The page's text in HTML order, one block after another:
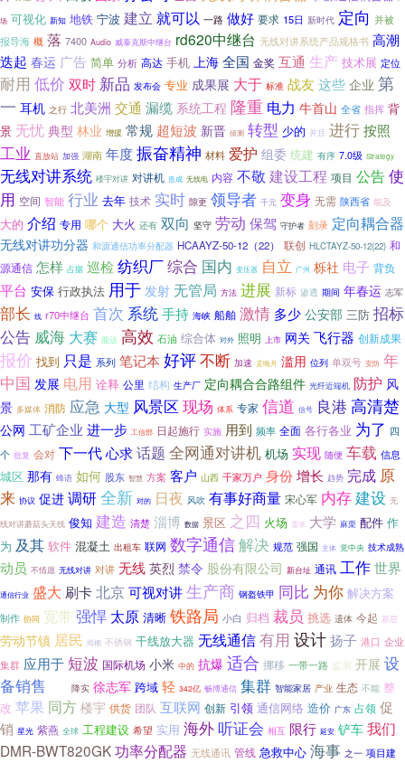
场 可视化 新知 地铁 宁波 建立 就可以 一路 做好 要求 15日 新时代 定向 并被
报导海 概 落 7400 Audio 威泰克斯中继台 rd620中继台 无线对讲系统产品规格书 高潮
迭起 春运 广告 简单 分析 高达 手机 上海全国 金奖 互通 生产 技术展 定位
耐用 低价 双时 新品 发布会 专业 成果展 大于 标准 战友 这些 企业 第
一 耳机 之行 北美洲 交通 漏缆 系统工程 隆重 电力 牛首山 全省 指挥 背
景 无忧 典型 林业 增援 常规 超短波 新晋 侦测 转型 少的 并且 进行按照
工业 直放站 加强 湖南 年度振奋精神 材料 爱护 组委 统建 有序 7.0级 Strategy
无线对讲系统 楼宇对讲 对讲机 造成 无线电 内容 不敬 建设工程 项目 公告使
用 空间 智能 行业 去年 技术 实时 隙更 领导者 千元 变身 无需 陕西省 能及
大的 介绍 专用 哪个 大火 还有 双向 坚守 劳动 保驾 守护者 刻录 定向耦合器
无线对讲功分器 和源通信功率分配器 HCAAYZ-50-12（22） 联创 HLCTAYZ-50-12(22) 和
源通信 怎样 占据 巡检 纺织厂综合 国内 变压器 自立 广州 栎社 电子 背负
平台 安保 行政执法 用于 发射 无管局 方法 进展 新标 渗透 期间 年春运 志军
部长 线 r70中继台 首次 系统手持 海峡 船舶 激情 多少 公安部 三防 招标
公告 威海 大赛 能达 高效 石油 综合体 对外 照明 上市 网关 飞行器 创新成果
报价 找到 只是 系列 笔记本 好评不断 加速 孟晚舟 滥用 位列 单双号 安防 年
中国 发展 电用 诠释 公里 结构 生产厂 定向耦合合路组件 光纤近端机 防护 风
景 多媒体 消防 应急 大型 风景区 现场 体系 专家 信道 信号 良港 高清楚
公网 工矿企业 进一步 工信部 日起施行 实施 用到 频率 全面 各行各业 为了 四
个 批复 会对 下一代心求话题 全网通对讲机 机场 实现 随便 车载 信息
城区 那有 蜂语 如何 股东 智慧 方案 客户 山西 千家万户 身份增长 趋势 完成 原
来 协议 促进 调研全新 对的 日夜 风吹 有事好商量 宋心军 内存建设 无
线对讲蘑菇头天线 俊知 建造 清楚 淄博 数据 景区 之四 火场 需求 大学 麻栗 配件 作
为 及其 软件 混凝土 出租车 联网 数字通信解决 规范 强国 主体 党中央 技术成熟
动员 不情愿 无线对讲 对讲 无线 英烈 禁令 股份有限公司 新台址 通讯 工作世界
通信行业 盛大 刷卡北京可视对讲生产商 钢盔铁甲 同比 为你 解决方案
制作 协同 宽带 强悍 太原 清晰 铁路局 小白 归档 裁员 挑选 遗体 今起 基层
劳动节镇 居民 雨棚 不锈钢 干线放大器 无线通信有用 设计扬子 港口 企业
集群 应用于短波 国际机场 小米 中的 抗爆 适合 挪移 一带一路 监测 开展 设
备销售
降实 徐志军 跨域 轻 342亿 畅博通信 集群 智能家居 产业 生态 不能 整
改 苹果 同方 楼宇 供货 团队 互联网 创新 引领 通信网络 造价 广东 占领 促
销 星光 紫燕 全球 工程建设 希望 实用 海外听证会 相互 限行 延安 铲车 我们
DMR-BWT820GK功率分配器 无线通讯 管线 急救中心 海事 之一 项目建